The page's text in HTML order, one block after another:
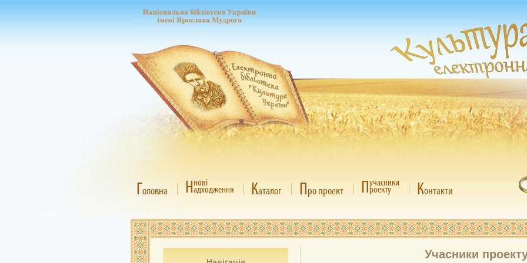
Головна Ннові
адходження Каталог Про проект Пучасники
роекту Контакти
Учасники